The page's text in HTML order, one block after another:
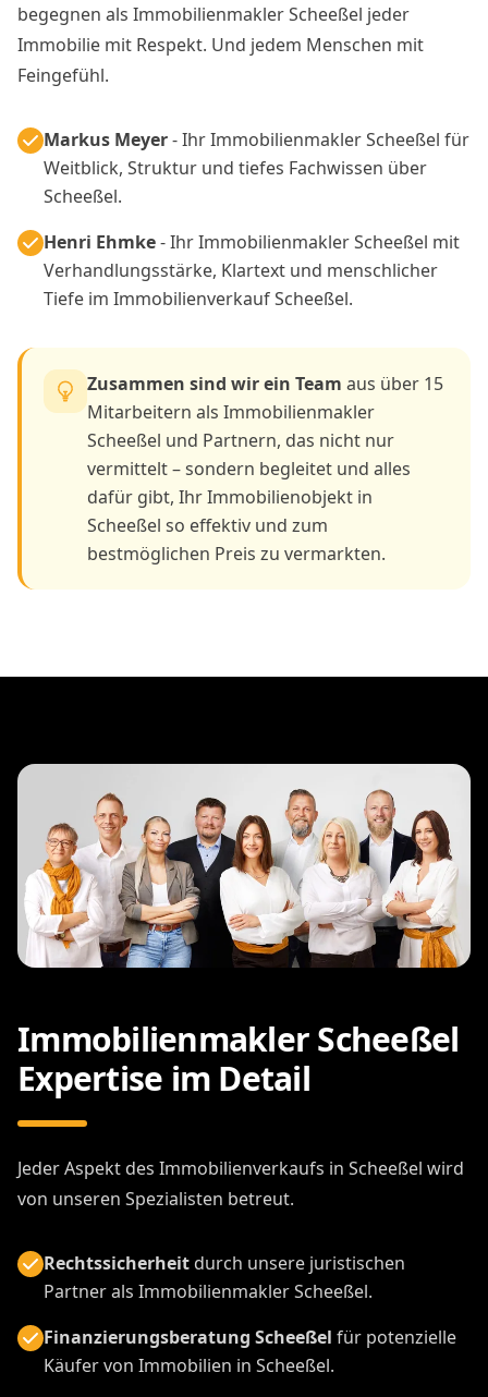
begegnen als Immobilienmakler Scheeßel jeder
Immobilie mit Respekt. Und jedem Menschen mit
Feingefühl.
Markus Meyer- Ihr Immobilienmakler Scheeßel für
Weitblick, Struktur und tiefes Fachwissen über
Scheeßel.
Henri Ehmke- Ihr Immobilienmakler Scheeßel mit
Verhandlungsstärke, Klartext und menschlicher
Tiefe im Immobilienverkauf Scheeßel.
Zusammen sind wir ein Team aus über 15
Mitarbeitern als Immobilienmakler
Scheeßel und Partnern, das nicht nur
vermittelt – sondern begleitet und alles
dafür gibt, Ihr Immobilienobjekt in
Scheeßel so effektiv und zum
bestmöglichen Preis zu vermarkten.
Immobilienmakler Scheeßel
Expertise im Detail
Jeder Aspekt des Immobilienverkaufs in Scheeßel wird
von unseren Spezialisten betreut.
Rechtssicherheitdurch unsere juristischen
Partner als Immobilienmakler Scheeßel.
Finanzierungsberatung Scheeßel für potenzielle
Käufer von Immobilien in Scheeßel.